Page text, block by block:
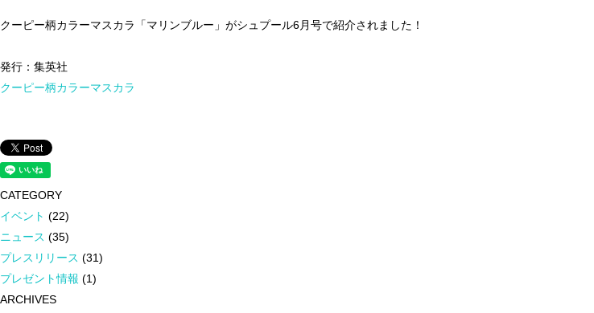
クーピー柄カラーマスカラ「マリンブルー」がシュプール6月号で紹介されました！
発行：集英社
クーピー柄カラーマスカラ
CATEGORY
イベント (22)
ニュース (35)
プレスリリース (31)
プレゼント情報 (1)
ARCHIVES